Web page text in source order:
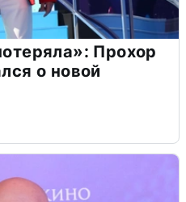
Прохор
о новой